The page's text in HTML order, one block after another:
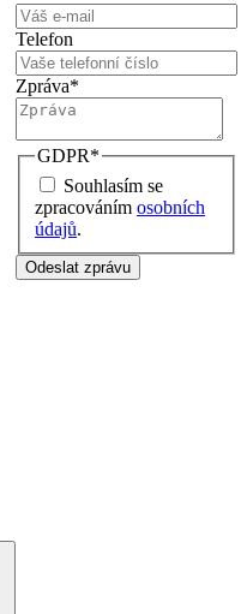
Telefon
Zpráva*
GDPR*
Souhlasím se
zpracováním osobních
údajů.
Odeslat zprávu